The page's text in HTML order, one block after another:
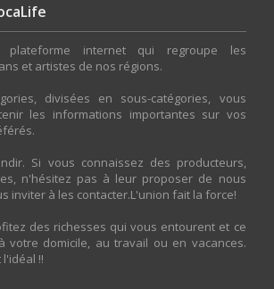
plateforme internet qui regroupe les
et artistes de nos régions.
divisées en sous-catégories, vous
les informations importantes sur vos
Si vous connaissez des producteurs,
n'hésitez pas à leur proposer de nous
inviter à les contacter.L'union fait la force!
des richesses qui vous entourent et ce
votre domicile, au travail ou en vacances.
!!